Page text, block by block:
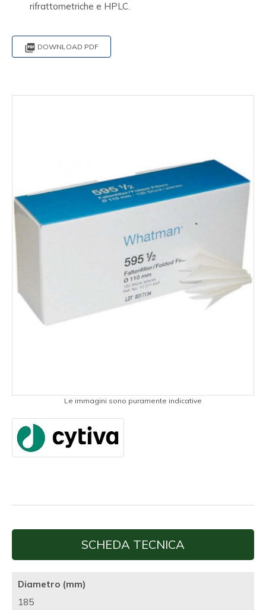
rifrattometriche e HPLC.
 DOWNLOAD PDF
Le immagini sono puramente indicative
SCHEDA TECNICA
Diametro (mm)
185